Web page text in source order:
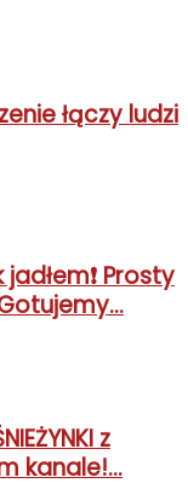
łączy ludzi
Prosty
z
kanale!...